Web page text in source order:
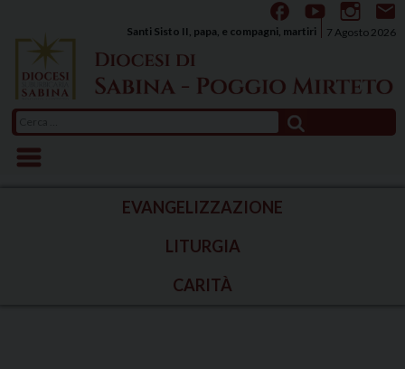
content
7 Agosto 2026
Santi Sisto II, papa, e compagni, martiri
per:
EVANGELIZZAZIONE
LITURGIA
CARITÀ